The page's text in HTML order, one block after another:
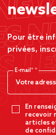
Pour être
privées,
E-mail*
En
recevoir
articles
de